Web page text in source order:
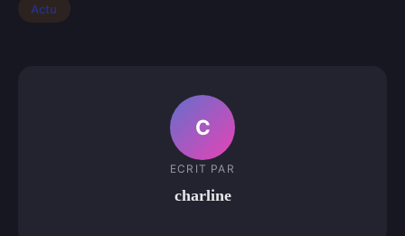
Actu
C
ECRIT PAR
charline